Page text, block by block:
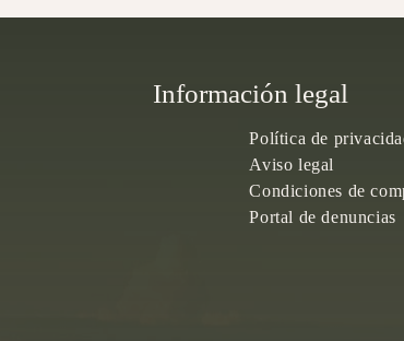
Información legal
Política de
Aviso legal
Condiciones de
Portal de denuncias